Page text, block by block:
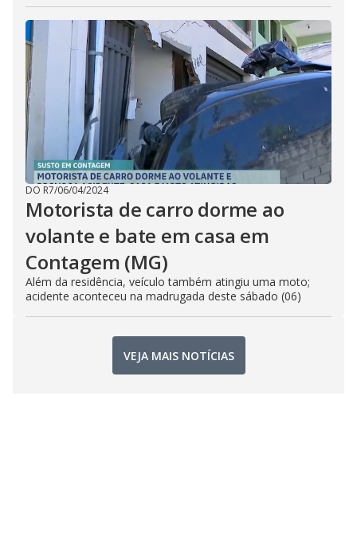
DO R7/06/04/2024
Motorista de carro dorme ao
volante e bate em casa em
Contagem (MG)
Além da residência, veículo também atingiu uma moto;
acidente aconteceu na madrugada deste sábado (06)
VEJA MAIS NOTÍCIAS